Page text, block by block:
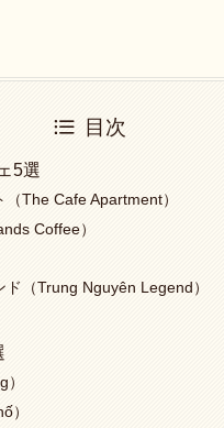
目次
5選
The Cafe Apartment）
Coffee）
（Trung Nguyên Legend）
）